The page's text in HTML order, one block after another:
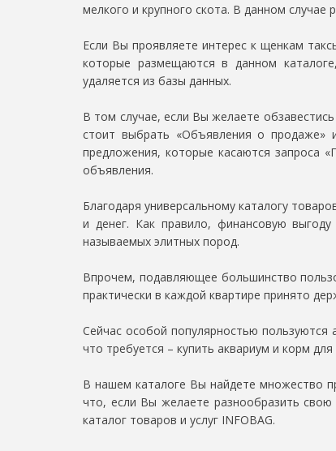
мелкого и крупного скота. В данном случае
Если Вы проявляете интерес к щенкам
которые размещаются в данном
удаляется из базы данных.
В том случае, если Вы желаете
стоит выбрать «Объявления о продаже»
предложения, которые касаются запроса
объявления.
Благодаря универсальному каталогу
и денег. Как правило, финансовую
называемых элитных пород.
Впрочем, подавляющее большинство
практически в каждой квартире принято
Сейчас особой популярностью
что требуется – купить аквариум и корм
В нашем каталоге Вы найдете множество
что, если Вы желаете разнообразить
каталог товаров и услуг INFOBAG.